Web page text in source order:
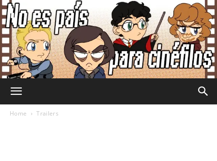
Home Trailers